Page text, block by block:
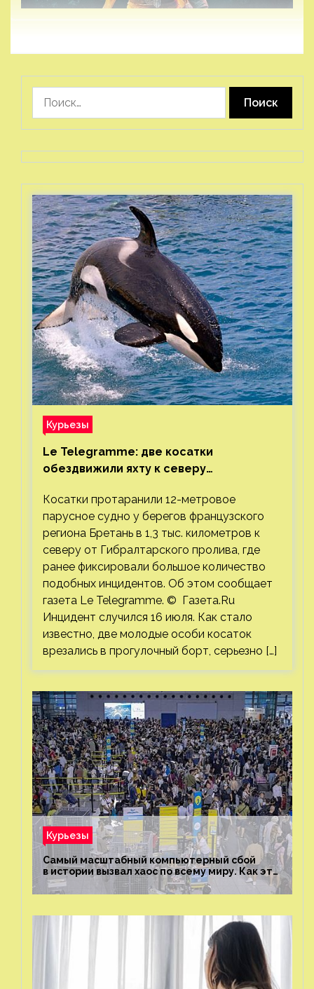
Курьезы
Le Telegramme: две косатки
обездвижили яхту к северу
Косатки протаранили 12-метровое
парусное судно у берегов французского
региона Бретань в 1,3 тыс. километров к
северу от Гибралтарского пролива, где
ранее фиксировали большое количество
подобных инцидентов. Об этом сообщает
газета Le Telegramme. © Газета.Ru
Инцидент случился 16 июля. Как стало
известно, две молодые особи косаток
врезались в прогулочный борт, серьезно […]
Курьезы
Самый масштабный компьютерный сбой
в истории вызвал хаос по всему миру. Как это
было?